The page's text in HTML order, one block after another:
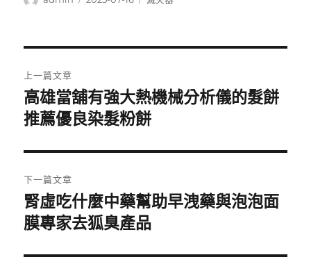
章
導
覽
上一篇文章
上
一
文
章:
高雄當舖有強大熱機械分析儀的髮餅
推薦優良染髮粉餅
下一篇文章
下
一
文
腎虛吃什麼中藥幫助早洩藥與泡泡面
膜專家去狐臭產品